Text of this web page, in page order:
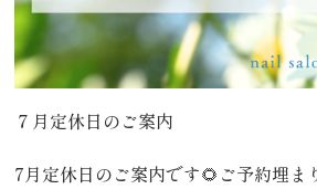
７月定休日のご案内
7月定休日のご案内です🌻ご予約埋ま